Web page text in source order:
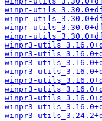
winpr-
winpr-
winpr-
winpr-
winpr3-
winpr3-
winpr3-
winpr3-
winpr3-
winpr3-
winpr3-
winpr3-
winpr3-